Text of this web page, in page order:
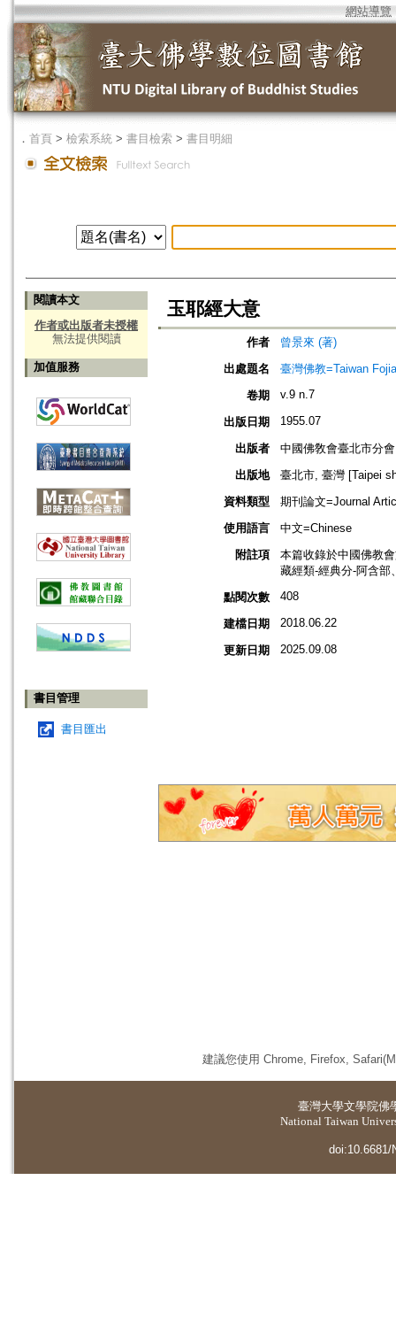
網站導覽
． 首頁 > 檢索系統 > 書目檢索 > 書目明細
閱讀本文
作者或出版者未授權
無法提供閱讀
加值服務
書目管理
書目匯出
玉耶經大意
作者
曾景來 (著)
出處題名
臺灣佛教=Taiwan
卷期
v.9 n.7
出版日期 1955.07
出版者
中國佛敎會臺北市分會
出版地
臺北市, 臺灣 [Taipei
資料類型
期刊論文=Journal
使用語言
中文=Chinese
附註項
本篇收錄於中國佛教
藏經類-經典分-阿含部
點閱次數
408
建檔日期 2018.06.22
更新日期 2025.09.08
建議您使用 Chrome, Firefox,
臺灣大學文學院佛
National Taiwan
doi:10.6681/